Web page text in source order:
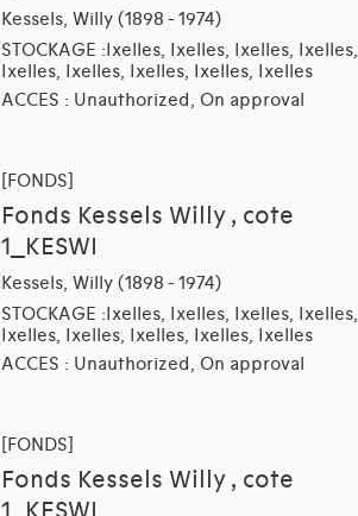
Kessels, Willy (1898 - 1974)
STOCKAGE :Ixelles, Ixelles, Ixelles, Ixelles,
Ixelles, Ixelles, Ixelles, Ixelles, Ixelles
ACCES : Unauthorized, On approval
[FONDS]
Fonds Kessels Willy , cote
1_KESWI
Kessels, Willy (1898 - 1974)
STOCKAGE :Ixelles, Ixelles, Ixelles, Ixelles,
Ixelles, Ixelles, Ixelles, Ixelles, Ixelles
ACCES : Unauthorized, On approval
[FONDS]
Fonds Kessels Willy , cote